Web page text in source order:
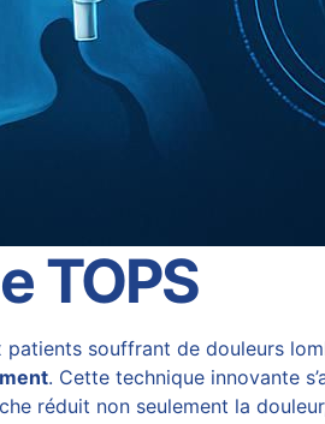
TOPS
patients souffrant de douleurs
. Cette technique innovante
réduit non seulement la